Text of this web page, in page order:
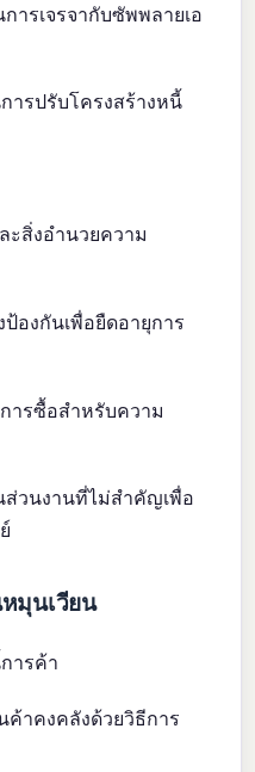
ารเจรจากับซัพพลายเอ
ารปรับโครงสร้างหนี้
ะสิ่งอำนวยความ
ป้องกันเพื่อยืดอายุการ
ารซื้อสำหรับความ
ส่วนงานที่ไม่สำคัญเพื่อ
มุนเวียน
ารค้า
าคงคลังด้วยวิธีการ